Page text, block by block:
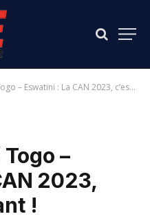
Eswatini : La CAN 2023, c’est maintenant !
–
2023,
!